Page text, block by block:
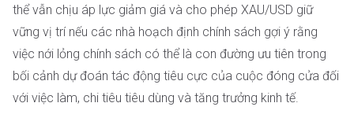
thể vẫn chịu áp lực giảm giá và cho phép XAU/USD giữ
vững vị trí nếu các nhà hoạch định chính sách gợi ý rằng
việc nới lỏng chính sách có thể là con đường ưu tiên trong
bối cảnh dự đoán tác động tiêu cực của cuộc đóng cửa đối
với việc làm, chi tiêu tiêu dùng và tăng trưởng kinh tế.